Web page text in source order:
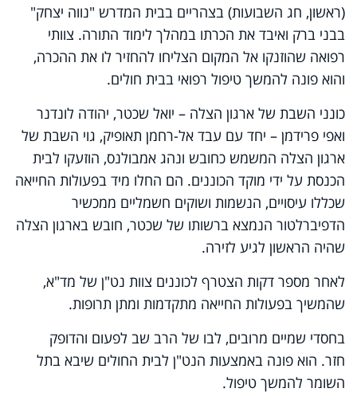
(ראשון, חג השבועות) בצהריים בבית המדרש "נווה יצחק"
בבני ברק ואיבד את הכרתו במהלך לימוד התורה. צוותי
רפואה שהוזנקו אל המקום הצליחו להחזיר לו את ההכרה,
והוא פונה להמשך טיפול רפואי בבית חולים.
כונני השבת של ארגון הצלה – יואל שכטר, יהודה לונדנר
ואפי פרידמן – יחד עם עבד אל-רחמן תאופיק, גוי השבת של
ארגון הצלה המשמש כחובש ונהג אמבולנס, הוזעקו לבית
הכנסת על ידי מוקד הכוננים. הם החלו מיד בפעולות החייאה
שכללו עיסויים, הנשמות ושוקים חשמליים ממכשיר
הדפיברלטור הנמצא ברשותו של שכטר, חובש בארגון הצלה
שהיה הראשון לגיע לזירה.
לאחר מספר דקות הצטרף לכוננים צוות נט"ן של מד"א,
שהמשיך בפעולות החייאה מתקדמות ומתן תרופות.
בחסדי שמיים מרובים, לבו של הרב שב לפעום והדופק
חזר. הוא פונה באמצעות הנט"ן לבית החולים שיבא בתל
השומר להמשך טיפול.